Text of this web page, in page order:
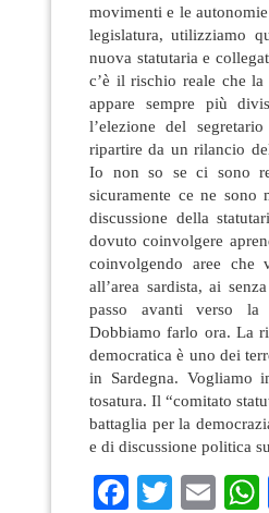
movimenti e le
legislatura, utilizziamo
nuova statutaria e
c’è il rischio reale che
appare sempre più
l’elezione del
ripartire da un rilancio
Io non so se ci sono
sicuramente ce ne sono
discussione della
dovuto coinvolgere
coinvolgendo aree
all’area sardista, ai
passo avanti verso la
Dobbiamo farlo ora. La
democratica è uno dei
in Sardegna. Vogliamo
tosatura. Il “comitato
battaglia per la
e di discussione politica
Facebook
Twitter